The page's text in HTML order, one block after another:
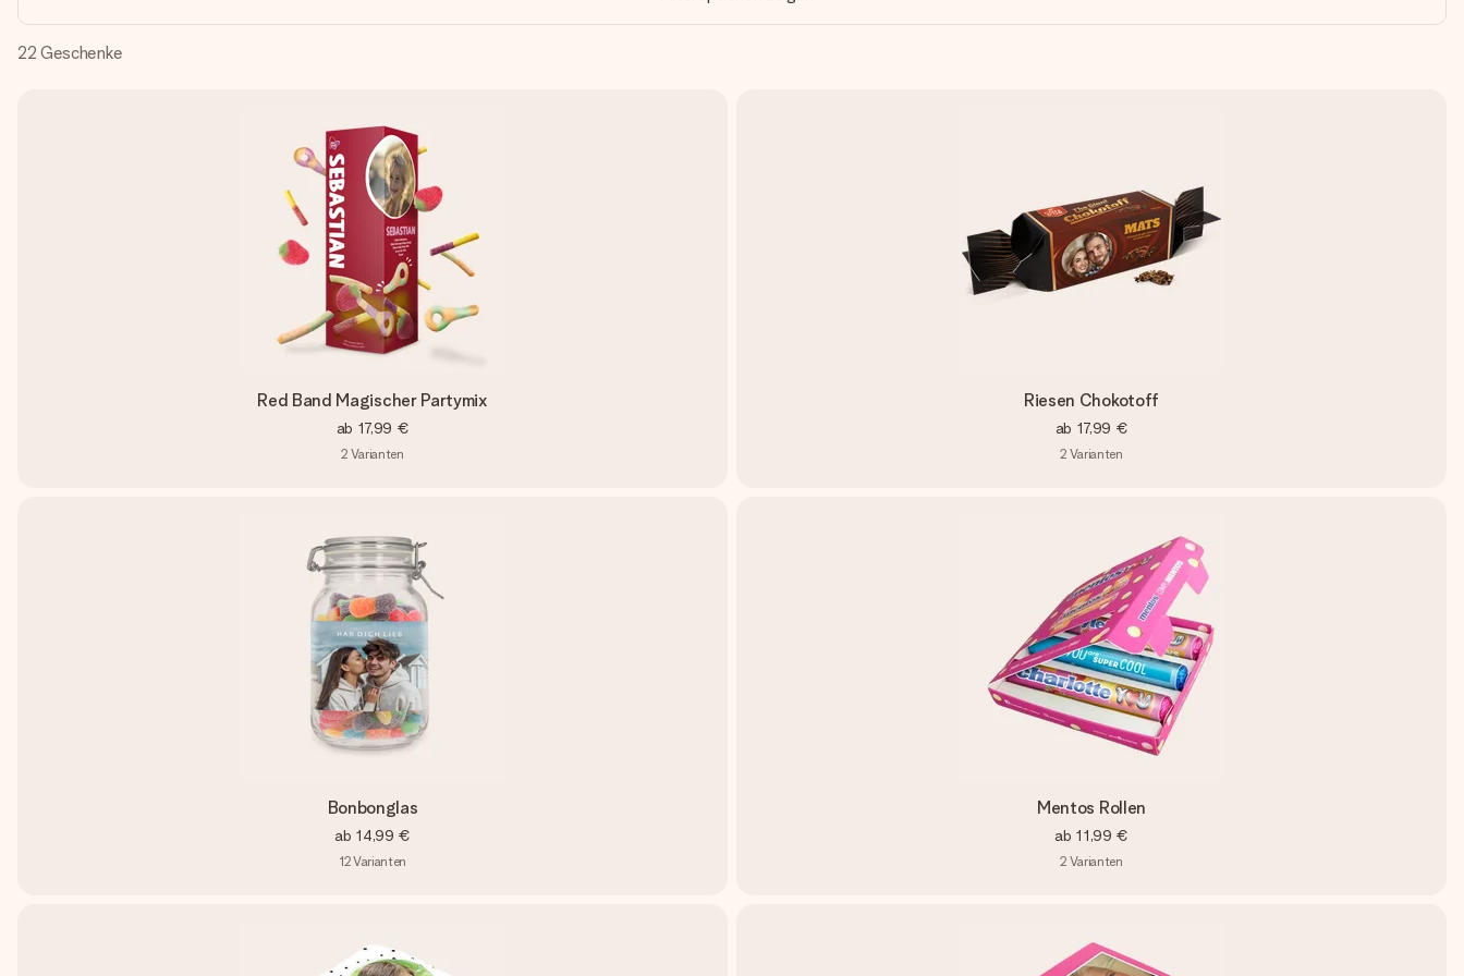
22 Geschenke
Red Band Magischer Partymix
ab 17,99 €
2 Varianten
Riesen Chokotoff
ab 17,99 €
2 Varianten
Bonbonglas
ab 14,99 €
12Varianten
Mentos Rollen
ab 11,99 €
2 Varianten